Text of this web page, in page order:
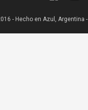
- Hecho en Azul, Argentina -